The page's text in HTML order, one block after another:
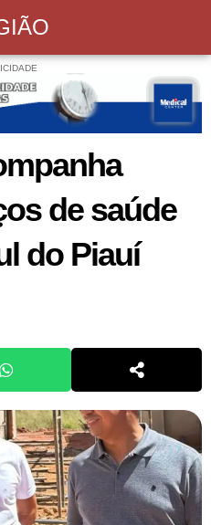
de saúde
do Piauí